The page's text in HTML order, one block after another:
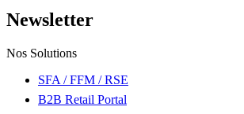
Newsletter
Nos Solutions
SFA / FFM / RSE
B2B Retail Portal